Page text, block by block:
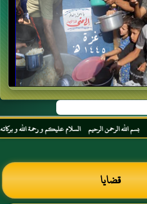
بسم الله الرحمن الرحيم السلام عليكم و رحمة الله و
قضايا